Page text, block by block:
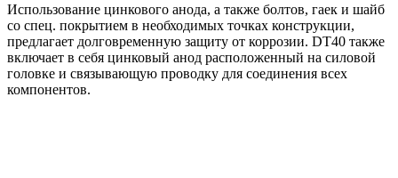
Использование цинкового анода, а также болтов, гаек и шайб
со спец. покрытием в необходимых точках конструкции,
предлагает долговременную защиту от коррозии. DT40 также
включает в себя цинковый анод расположенный на силовой
головке и связывающую проводку для соединения всех
компонентов.